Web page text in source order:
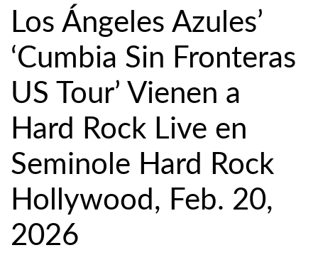
Los Ángeles Azules’
‘Cumbia Sin Fronteras
US Tour’ Vienen a
Hard Rock Live en
Seminole Hard Rock
Hollywood, Feb. 20,
2026